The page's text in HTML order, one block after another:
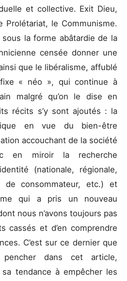
et collective. Exit Dieu,
Prolétariat, le Communisme.
la forme abâtardie de la
censée donner une
que le libéralisme, affublé
« néo », qui continue à
malgré qu’on le dise en
récits s’y sont ajoutés : la
en vue du bien-être
accouchant de la société
en miroir la recherche
(nationale, régionale,
de consommateur, etc.) et
qui a pris un nouveau
nous n’avons toujours pas
cassés et d’en comprendre
C’est sur ce dernier que
dans cet article,
tendance à empêcher les